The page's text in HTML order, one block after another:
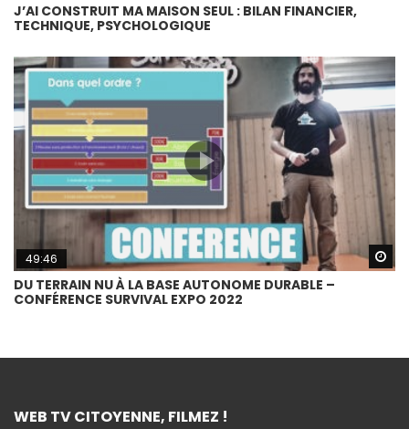
J’AI CONSTRUIT MA MAISON SEUL : BILAN FINANCIER,
TECHNIQUE, PSYCHOLOGIQUE
49:46
DU TERRAIN NU À LA BASE AUTONOME DURABLE –
CONFÉRENCE SURVIVAL EXPO 2022
WEB TV CITOYENNE, FILMEZ !